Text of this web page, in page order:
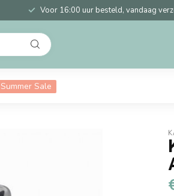
Voor 16:00 uur besteld, vandaag
Summer Sale